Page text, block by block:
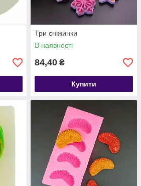
Три сніжинки
В наявності
84,40 ₴
Купити